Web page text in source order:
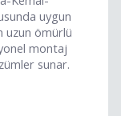
uygun
uzun ömürlü
montaj
sunar.